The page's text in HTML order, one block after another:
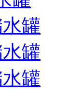
罐
罐
罐